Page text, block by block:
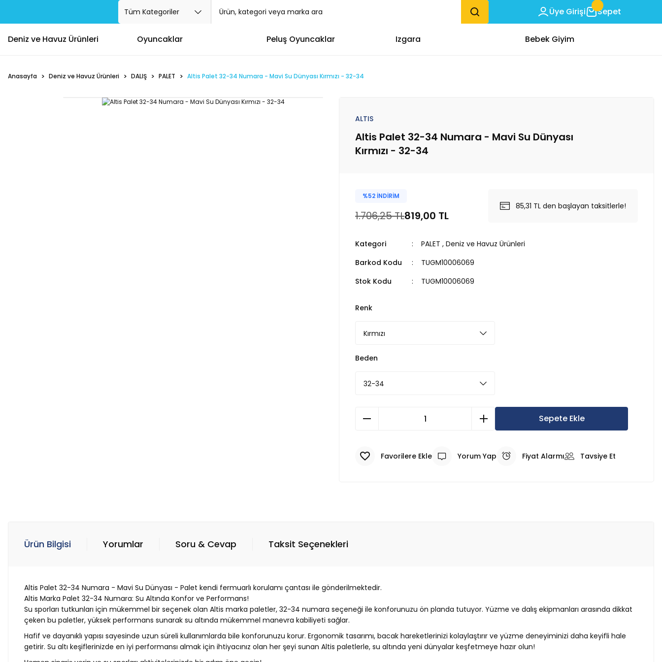
Üye Girişi Sepet
Deniz ve Havuz Ürünleri Oyuncaklar Peluş Oyuncaklar Izgara Bebek Giyim
Anasayfa Deniz ve Havuz Ürünleri DALIŞ PALET Altis Palet 32-34 Numara - Mavi Su Dünyası Kırmızı - 32-34
ALTIS
Altis Palet 32-34 Numara - Mavi Su Dünyası
Kırmızı - 32-34
%52 İNDİRİM
1.706,25 TL819,00 TL
85,31 TL den başlayan taksitlerle!
Kategori PALET , Deniz ve Havuz Ürünleri
Barkod Kodu
TUGM10006069
Stok Kodu
TUGM10006069
Renk
Beden
Sepete Ekle
Yorum Yap Fiyat Alarmı Tavsiye Et
Ürün Bilgisi Yorumlar Soru & Cevap Taksit Seçenekleri
Altis Palet 32-34 Numara - Mavi Su Dünyası - Palet kendi fermuarlı korulamı çantası ile gönderilmektedir.
Altis Marka Palet 32-34 Numara: Su Altında Konfor ve Performans!
Su sporları tutkunları için mükemmel bir seçenek olan Altis marka paletler, 32-34 numara seçeneği ile konforunuzu ön planda tutuyor. Yüzme ve dalış ekipmanları arasında dikkat
çeken bu paletler, yüksek performans sunarak su altında mükemmel manevra kabiliyeti sağlar.
Hafif ve dayanıklı yapısı sayesinde uzun süreli kullanımlarda bile konforunuzu korur. Ergonomik tasarımı, bacak hareketlerinizi kolaylaştırır ve yüzme deneyiminizi daha keyifli hale
getirir. Su altı keşiflerinizde en iyi performansı almak için ihtiyacınız olan her şeyi sunan Altis paletlerle, su altında yeni dünyalar keşfetmeye hazır olun!